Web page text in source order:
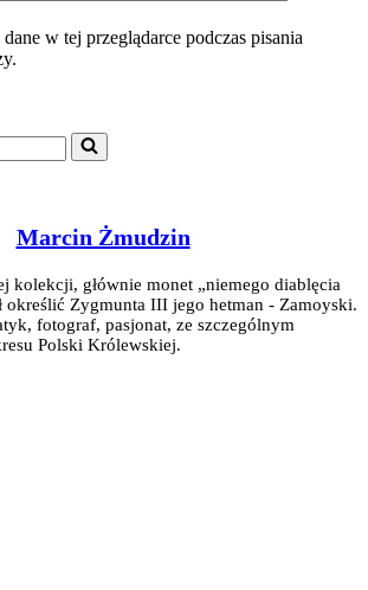
w tej przeglądarce podczas pisania
Marcin Żmudzin
kolekcji, głównie monet „niemego diablęcia
określić Zygmunta III jego hetman - Zamoyski.
fotograf, pasjonat, ze szczególnym
Polski Królewskiej.